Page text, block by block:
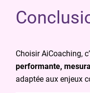
Choisir AiCoaching,
performante,
adaptée aux enjeux